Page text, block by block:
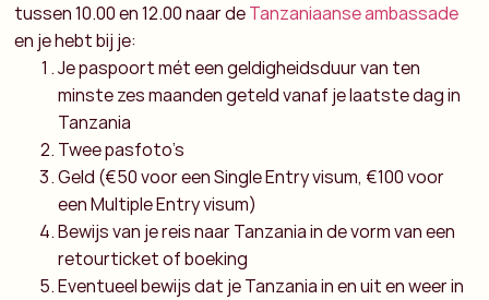
tussen 10.00 en 12.00 naar deTanzaniaanse ambassade
en je hebt bij je:
Je paspoort mét een geldigheidsduur van ten
minste zes maanden geteld vanaf je laatste dag in
Tanzania
Twee pasfoto’s
Geld (€50 voor een Single Entry visum, €100 voor
een Multiple Entry visum)
Bewijs van je reis naar Tanzania in de vorm van een
retourticket of boeking
Eventueel bewijs dat je Tanzania in en uit en weer in